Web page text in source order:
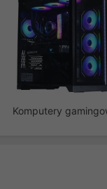
Komputery